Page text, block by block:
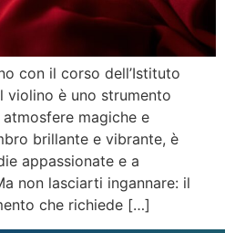
con il corso dell’Istituto
violino è uno strumento
magiche e
brillante e vibrante, è
appassionate e a
non lasciarti ingannare: il
che richiede […]